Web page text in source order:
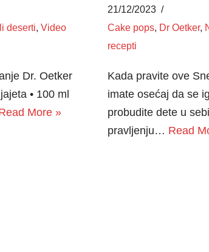
deserti, Video
Dr. Oetker
• 100 ml
More »
21/12/2023
Cake pops, Dr Oetker,
recepti
Kada pravite ove
imate osećaj da se
probudite dete u
pravljenju… Read